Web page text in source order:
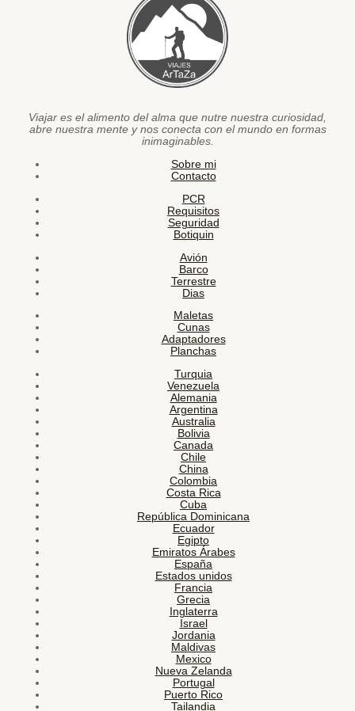
Viajar es el alimento del alma que nutre nuestra curiosidad,
abre nuestra mente y nos conecta con el mundo en formas
inimaginables.
Sobre mi
Contacto
PCR
Requisitos
Seguridad
Botiquin
Avión
Barco
Terrestre
Dias
Maletas
Cunas
Adaptadores
Planchas
Turquia
Venezuela
Alemania
Argentina
Australia
Bolivia
Canada
Chile
China
Colombia
Costa Rica
Cuba
República Dominicana
Ecuador
Egipto
Emiratos Árabes
España
Estados unidos
Francia
Grecia
Inglaterra
Israel
Jordania
Maldivas
Mexico
Nueva Zelanda
Portugal
Puerto Rico
Tailandia